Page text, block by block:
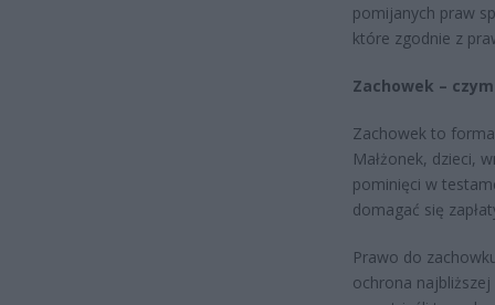
pomijanych praw
które zgodnie z
Zachowek –
Zachowek to
Małżonek, dzieci,
pominięci w
domagać się
Prawo do
ochrona